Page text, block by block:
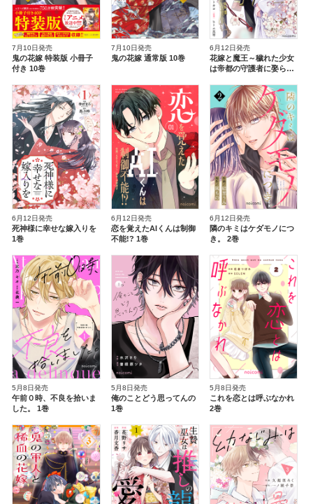
7月10日発売
鬼の花嫁 特装版 小冊子
付き 10巻
7月10日発売
鬼の花嫁 通常版 10巻
6月12日発売
花嫁と魔王～穢れた少女
は帝都の守護者に娶られ
6月12日発売
死神様に幸せな嫁入りを
1巻
6月12日発売
恋を覚えたAIくんは制御
不能!? 1巻
6月12日発売
隣のキミはケダモノにつ
き。 2巻
5月8日発売
午前０時、不良を拾いま
した。 1巻
5月8日発売
俺のことどう思ってんの
1巻
5月8日発売
これを恋とは呼ぶなかれ
2巻